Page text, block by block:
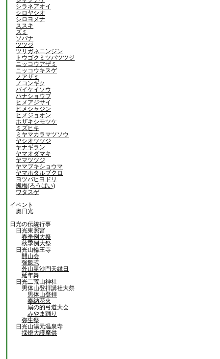
シラネアオイ
シロヤシオ
シロヨメナ
ススキ
ズミ
ソバナ
ツツジ
ツリガネニンジン
トウゴクミツバツツジ
ニッコウアザミ
ニッコウキスゲ
ノアザミ
ノコンギク
バイケイソウ
ハナショウブ
ヒメアジサイ
ヒメシャジン
ヒメジョオン
ホザキシモツケ
ミズヒキ
ミヤマカラマツソウ
ヤシオツツジ
ヤナギラン
ヤマオダマキ
ヤマツツジ
ヤマブキショウマ
ヤマホタルブクロ
ヨツバヒヨドリ
蝋梅(ろうばい)
ワタスゲ
イベント
奥日光
日光の伝統行事
日光東照宮
春季例大祭
秋季例大祭
日光山輪王寺
開山会
強飯式
外山毘沙門天縁日
延年舞
日光二荒山神社
男体山登拝講社大祭
男体山登拝
奉納花火
扇の的弓道大会
みやま踊り
弥生祭
日光山湯元温泉寺
採燈大護摩供